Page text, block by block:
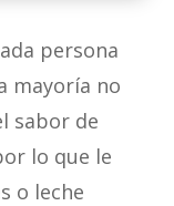
persona
mayoría no
sabor de
lo que le
o leche